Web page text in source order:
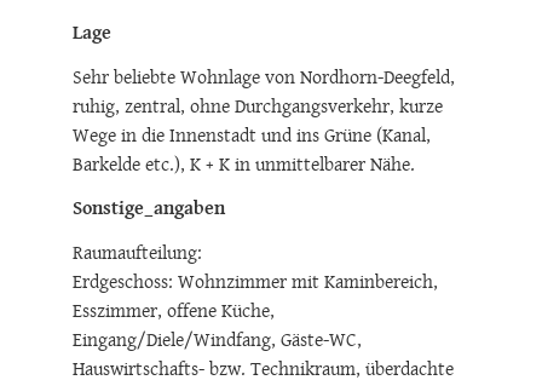
Sehr beliebte Wohnlage von Nordhorn-Deegfeld,
ruhig, zentral, ohne Durchgangsverkehr, kurze
Wege in die Innenstadt und ins Grüne (Kanal,
Raumaufteilung:
Erdgeschoss: Wohnzimmer mit Kaminbereich,
Esszimmer, offene Küche,
Eingang/Diele/Windfang, Gäste-WC,